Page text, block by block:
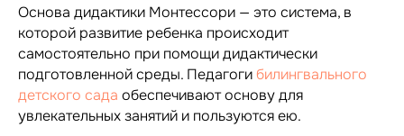
Основа дидактики Монтессори — это система, в
которой развитие ребенка происходит
самостоятельно при помощи дидактически
подготовленной среды. Педагогибилингвального
детского сада обеспечивают основу для
увлекательных занятий и пользуются ею.